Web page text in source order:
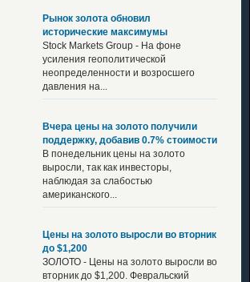
Рынок золота обновил
исторические максимумы
Stock Markets Group - На фоне
усиления геополитической
неопределенности и возросшего
давления на...
Вчера цены на золото получили
поддержку, добавив 0.7% стоимости
В понедельник цены на золото
выросли, так как инвесторы,
наблюдая за слабостью
американского...
Цены на золото выросли во вторник
до $1,200
ЗОЛОТО - Цены на золото выросли во
вторник до $1,200. Февральский